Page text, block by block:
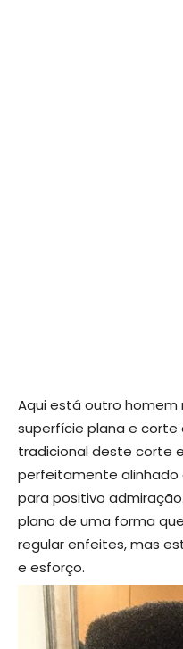
Aqui está outro
superfície plana e corte
tradicional deste corte
perfeitamente alinhado
para positivo
plano de uma forma
regular enfeites, mas
e esforço.